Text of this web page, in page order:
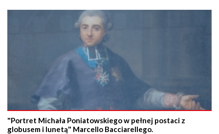
"Portret Michała Poniatowskiego w pełnej postaci z
globusem i lunetą" Marcello Bacciarellego.